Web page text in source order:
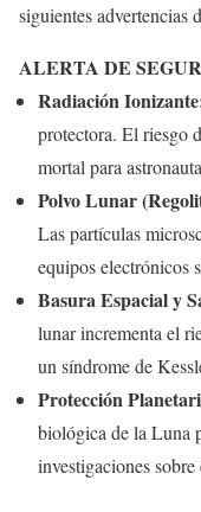
siguientes advertencias
ALERTA DE
Radiación
protectora. El riesgo
mortal para
Polvo Lunar
Las partículas
equipos electrónicos
Basura Espacial y
lunar incrementa el
un síndrome de
Protección
biológica de la Luna
investigaciones